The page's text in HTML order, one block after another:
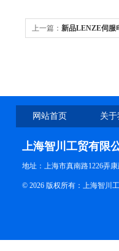
上一篇： 新品LENZE伺服
网站首页 关
上海智川工贸有限
地址：上海市真南路1226弄
© 2026 版权所有：上海智川